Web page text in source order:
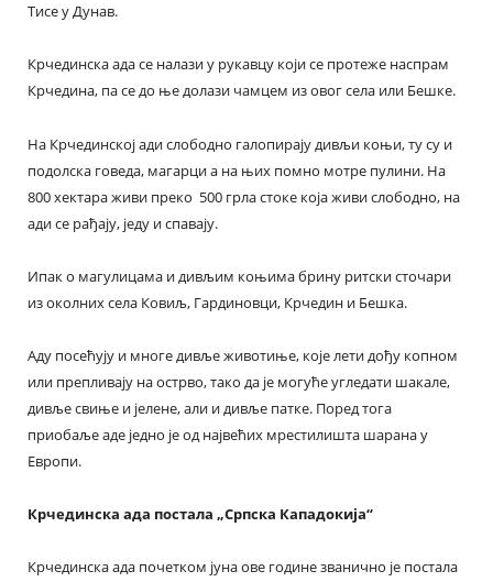
Тисе у Дунав.
Крчединска ада се налази у рукавцу који се протеже наспрам
Крчедина, па се до ње долази чамцем из овог села или Бешке.
На Крчединској ади слободно галопирају дивљи коњи, ту су и
подолска говеда, магарци а на њих помно мотре пулини. На
800 хектара живи преко 500 грла стоке која живи слободно, на
ади се рађају, једу и спавају.
Ипак о магулицама и дивљим коњима брину ритски сточари
из околних села Ковиљ, Гардиновци, Крчедин и Бешка.
Аду посећују и многе дивље животиње, које лети дођу копном
или препливају на острво, тако да је могуће угледати шакале,
дивље свиње и јелене, али и дивље патке. Поред тога
приобаље аде једно је од највећих мрестилишта шарана у
Европи.
Крчединска ада постала „Српска Кападокија“
Крчединска ада почетком јуна ове године званично је постала